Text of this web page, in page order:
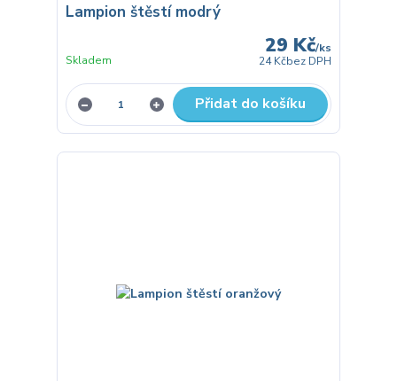
Lampion štěstí modrý
29 Kč/ks
24 Kčbez DPH
Skladem
Přidat do košíku